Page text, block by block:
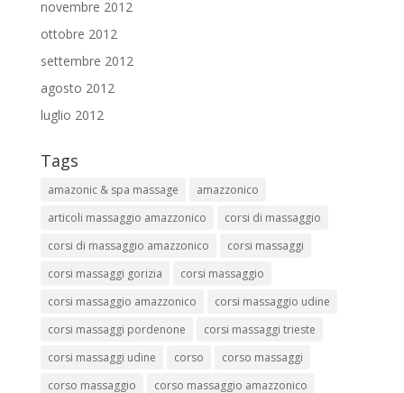
novembre 2012
ottobre 2012
settembre 2012
agosto 2012
luglio 2012
Tags
amazonic & spa massage
amazzonico
articoli massaggio amazzonico
corsi di massaggio
corsi di massaggio amazzonico
corsi massaggi
corsi massaggi gorizia
corsi massaggio
corsi massaggio amazzonico
corsi massaggio udine
corsi massaggi pordenone
corsi massaggi trieste
corsi massaggi udine
corso
corso massaggi
corso massaggio
corso massaggio amazzonico